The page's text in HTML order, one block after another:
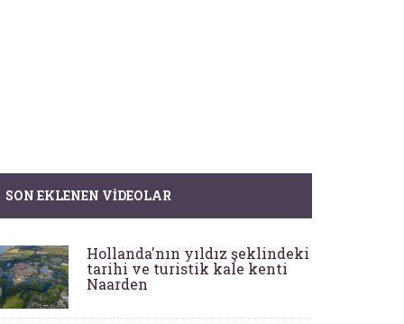
SON EKLENEN VIDEOLAR
Hollanda'nın yıldız şeklindeki
tarihi ve turistik kale kenti
Naarden